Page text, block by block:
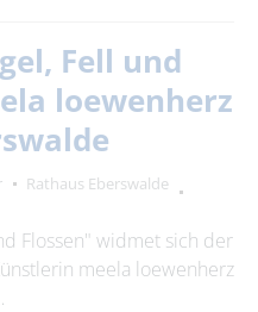
Fell und
loewenherz
Rathaus Eberswalde
Flossen" widmet sich der
meela loewenherz